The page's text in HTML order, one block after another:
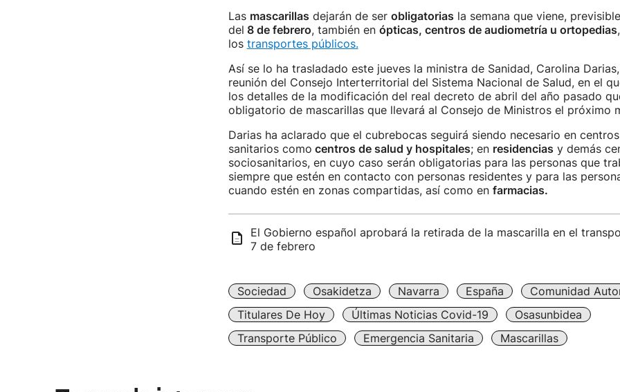
Las mascarillas dejarán de ser obligatorias la semana que viene,
del 8 de febrero, también en ópticas, centros de audiometría u ortopedias
los transportes públicos.
Así se lo ha trasladado este jueves la ministra de Sanidad, Carolina
reunión del Consejo Interterritorial del Sistema Nacional de Salud, en el
los detalles de la modificación del real decreto de abril del año pasado
obligatorio de mascarillas que llevará al Consejo de Ministros el próximo
Darias ha aclarado que el cubrebocas seguirá siendo necesario en
sanitarios como centros de salud y hospitales; en residencias y demás
sociosanitarios, en cuyo caso serán obligatorias para las personas que
siempre que estén en contacto con personas residentes y para las
cuando estén en zonas compartidas, así como en farmacias.
El Gobierno español aprobará la retirada de la mascarilla en el
7 de febrero
Sociedad Osakidetza Navarra España
Comunidad
Titulares De Hoy
Últimas Noticias Covid-19
Osasunbidea
Transporte Público
Emergencia Sanitaria Mascarillas